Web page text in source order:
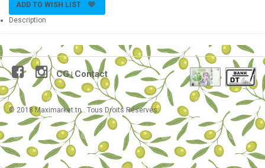
ADD TO WISH LIST
Description
CG| Contact
© 2018 Maximarket.tn . Tous Droits Réservés.